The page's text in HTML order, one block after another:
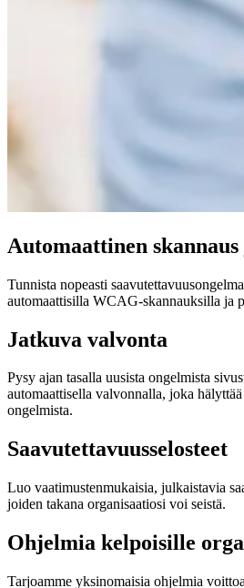
Automaattinen
Tunnista nopeasti
automaattisilla WCAG-skannauksilla ja
Jatkuva valvonta
Pysy ajan tasalla uusista ongelmista
automaattisella valvonnalla, joka
ongelmista.
Saavutettavuusselosteet
Luo vaatimustenmukaisia, julkaistavia
joiden takana organisaatiosi voi seistä.
Ohjelmia kelpoisille
Tarjoamme yksinomaisia ohjelmia